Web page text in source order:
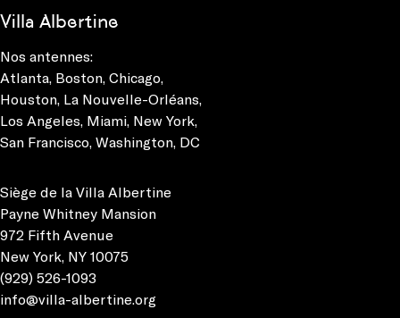
Villa Albertine
Nos antennes:
Atlanta, Boston, Chicago,
Houston, La Nouvelle-Orléans,
Los Angeles, Miami, New York,
San Francisco, Washington, DC
Siège de la Villa Albertine
Payne Whitney Mansion
972 Fifth Avenue
New York, NY 10075
(929) 526-1093
info@villa-albertine.org